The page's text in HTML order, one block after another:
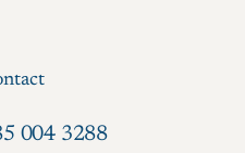
004 3288